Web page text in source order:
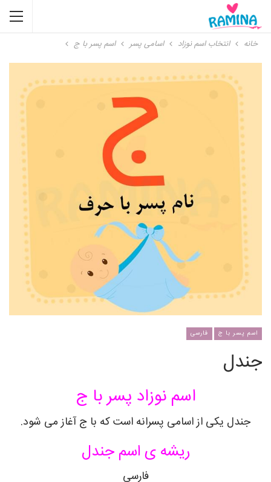
خانه انتخاب اسم نوزاد اسامی پسر اسم پسر با ج
اسم پسر با ج فارسی
جندل
اسم نوزاد پسر با ج
جندل یکی از اسامی پسرانه است که با ج آغاز می شود.
ریشه ی اسم جندل
فارسی